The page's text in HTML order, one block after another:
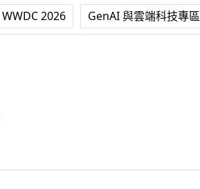
WWDC 2026 GenAI 與雲端科技專區